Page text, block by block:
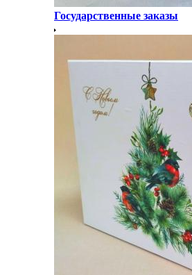
Государственные заказы